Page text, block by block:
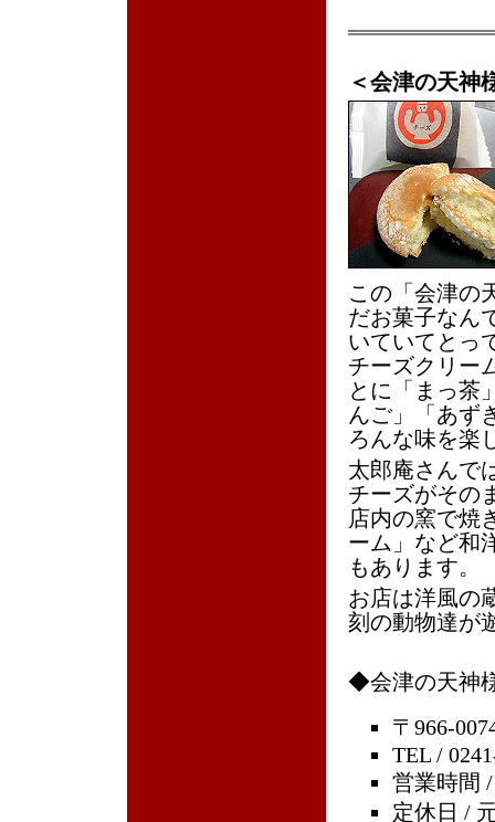
＜会津の天神
この「会津の
だお菓子なん
いていてとっ
チーズクリー
とに「まっ茶
んご」「あず
ろんな味を楽
太郎庵さんで
チーズがその
店内の窯で焼
ーム」など和
もあります。
お店は洋風の
刻の動物達が
◆会津の天神
〒966-
TEL /
営業時間
定休日 /